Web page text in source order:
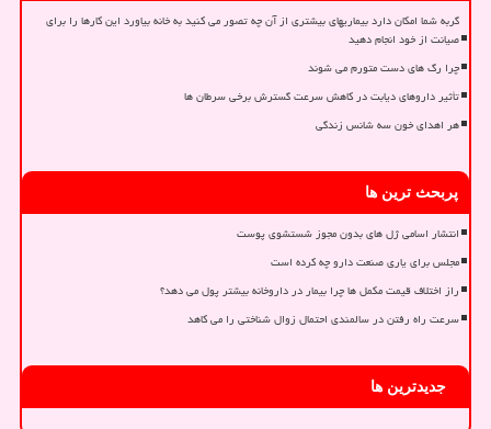
گربه شما امکان دارد بیماریهای بیشتری از آن چه تصور می کنید به خانه بیاورد این کارها را برای
صیانت از خود انجام دهید
چرا رگ های دست متورم می شوند
تأثیر داروهای دیابت در کاهش سرعت گسترش برخی سرطان ها
هر اهدای خون سه شانس زندگی
پربحث ترین ها
انتشار اسامی ژل های بدون مجوز شستشوی پوست
مجلس برای یاری صنعت دارو چه کرده است
راز اختلاف قیمت مکمل ها چرا بیمار در داروخانه بیشتر پول می دهد؟
سرعت راه رفتن در سالمندی احتمال زوال شناختی را می کاهد
جدیدترین ها